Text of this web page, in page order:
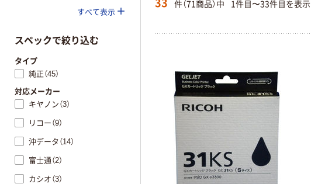
件（71商品）中 1件目〜33件目を表示
すべて表示
スペックで絞り込む
タイプ
純正（45）
対応メーカー
キヤノン（3）
リコー（9）
沖データ（14）
富士通（2）
カシオ（3）